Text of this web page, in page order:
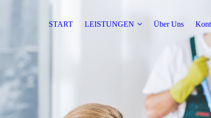
START LEISTUNGEN Über Uns